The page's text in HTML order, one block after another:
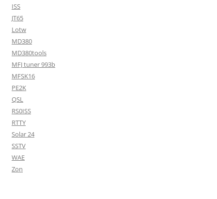
ISS
JT65
Lotw
MD380
MD380tools
MFJ tuner 993b
MFSK16
PE2K
QSL
RS0ISS
RTTY
Solar 24
SSTV
WAE
Zon